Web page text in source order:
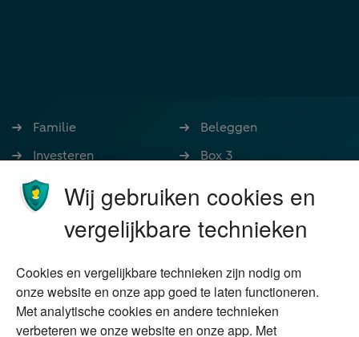
Familie
Investeren
Ondernemen
Stoppen met werken
Wonen
Beleggen
Box 3
Nalatenschap
Schenken
Duurzaam
Vermogensplanning
Over Financial Focus
Specialisten
Wij gebruiken cookies en
vergelijkbare technieken
Cookies en vergelijkbare technieken zijn nodig om
onze website en onze app goed te laten functioneren.
Met analytische cookies en andere technieken
verbeteren we onze website en onze app. Met